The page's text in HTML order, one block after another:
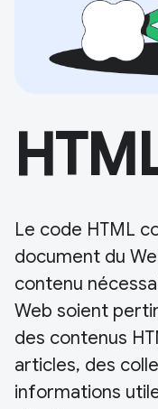
Le code HTML
document du
contenu
Web soient
des contenus
articles, des
informations